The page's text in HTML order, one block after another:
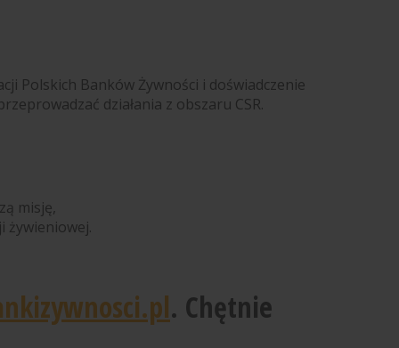
Polskich Banków Żywności i doświadczenie
działania z obszaru CSR.
misję,
żywieniowej.
. Chętnie